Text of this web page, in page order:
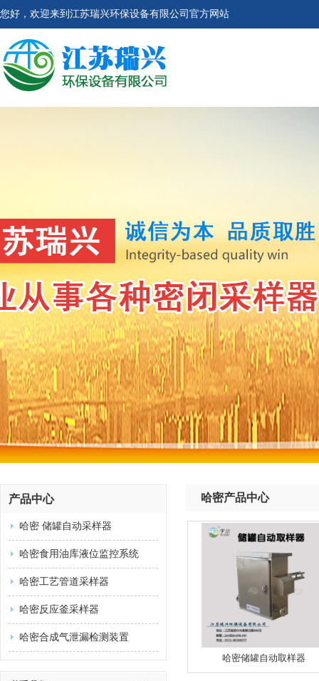
您好，欢迎来到江苏瑞兴环保设备有限公司官方网站
产品中心
哈密 储罐自动采样器
哈密食用油库液位监控系统
哈密工艺管道采样器
哈密反应釜采样器
哈密合成气泄漏检测装置
哈密产品中心
哈密储罐自动取样器